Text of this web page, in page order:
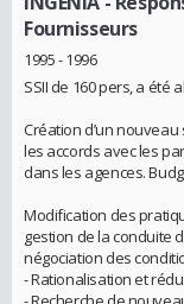
Fournisseurs
1995 - 1996
SSII de 160 pers, a été
Création d’un
les accords avec les
dans les agences.
Modification des
gestion de la conduite
négociation des
- Rationalisation et